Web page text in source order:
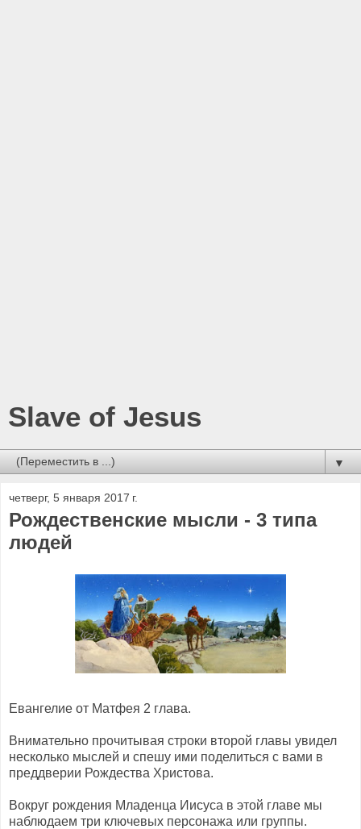
Slave of Jesus
▼
четверг, 5 января 2017 г.
Рождественские мысли - 3 типа
людей
Евангелие от Матфея 2 глава.
Внимательно прочитывая строки второй главы увидел
несколько мыслей и спешу ими поделиться с вами в
преддверии Рождества Христова.
Вокруг рождения Младенца Иисуса в этой главе мы
наблюдаем три ключевых персонажа или группы.